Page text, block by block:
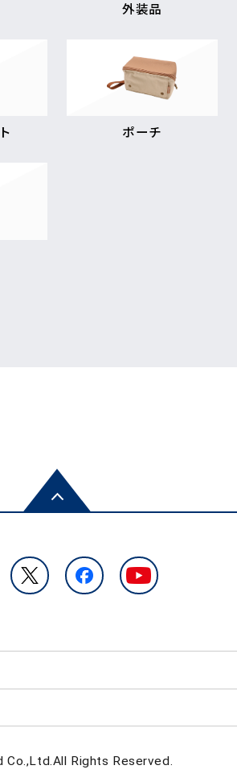
外装品
ポーチ
Rights Reserved.